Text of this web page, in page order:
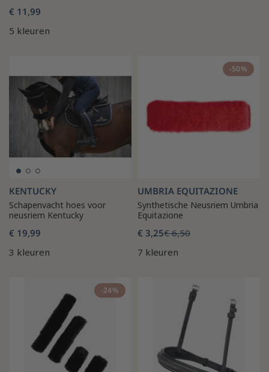
€ 11,99
5 kleuren
KENTUCKY
Schapenvacht hoes voor
neusriem Kentucky
€ 19,99
3 kleuren
-50%
UMBRIA EQUITAZIONE
Synthetische Neusriem Umbria
Equitazione
€ 3,25€ 6,50
7 kleuren
-24%